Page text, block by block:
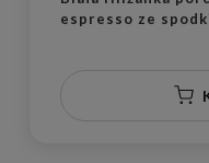
espresso ze